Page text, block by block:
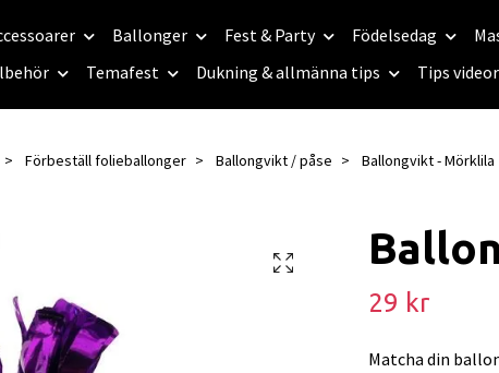
Ballonger Fest & Party Födelsedag
Temafest Dukning & allmänna tips Tips videor
Förbeställ folieballonger Ballongvikt / påse Ballongvikt - Mörklila
29 kr
Matcha din